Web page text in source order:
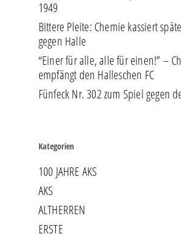
1949
Bittere Pleite: Chemie kassiert
gegen Halle
“Einer für alle, alle für einen!” –
empfängt den Halleschen FC
Fünfeck Nr. 302 zum Spiel gegen
Kategorien
100 JAHRE AKS
AKS
ALTHERREN
ERSTE